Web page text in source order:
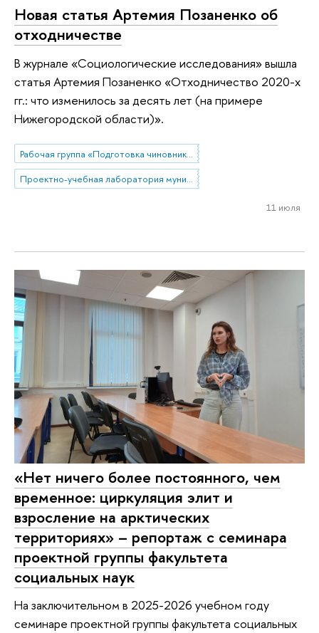
Новая статья Артемия Позаненко об
отходничестве
В журнале «Социологические исследования» вышла
статья Артемия Позаненко «Отходничество 2020-х
гг.: что изменилось за десять лет (на примере
Нижегородской области)».
Рабочая группа «Подготовка чиновников по особым поручениям»
Проектно-учебная лаборатория муниципального управления
11 июля
«Нет ничего более постоянного, чем
временное: циркуляция элит и
взросление на арктических
территориях» – репортаж с семинара
проектной группы факультета
социальных наук
На заключительном в 2025-2026 учебном году
семинаре проектной группы факультета социальных